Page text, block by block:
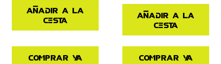
Añadir a la
cesta
Comprar ya
Añadir a la
cesta
Comprar ya